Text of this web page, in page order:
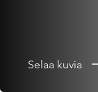
Selaa kuvia